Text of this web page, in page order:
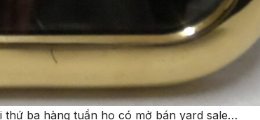
ba hàng tuần họ có mở bán yard sale…